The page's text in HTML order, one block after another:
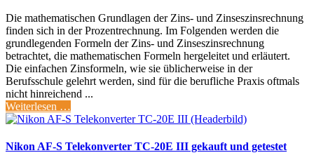
Die mathematischen Grundlagen der Zins- und Zinseszinsrechnung
finden sich in der Prozentrechnung. Im Folgenden werden die
grundlegenden Formeln der Zins- und Zinseszinsrechnung
betrachtet, die mathematischen Formeln hergeleitet und erläutert.
Die einfachen Zinsformeln, wie sie üblicherweise in der
Berufsschule gelehrt werden, sind für die berufliche Praxis oftmals
nicht hinreichend ...
Weiterlesen …
Nikon AF-S Telekonverter TC-20E III gekauft und getestet